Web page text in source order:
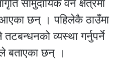
सामुदायिक वन क्षेत्रमा
छन् । पहिलेकै ठाउँमा
व्यस्था गर्नुपर्ने
बताएका छन् ।